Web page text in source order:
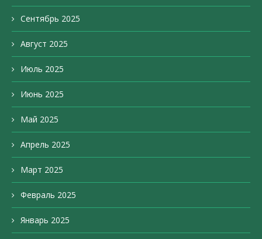
Сентябрь 2025
Август 2025
Июль 2025
Июнь 2025
Май 2025
Апрель 2025
Март 2025
Февраль 2025
Январь 2025